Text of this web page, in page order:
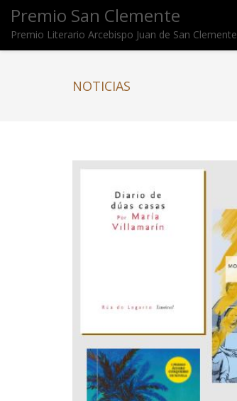
Premio San Clemente
Premio Literario Arcebispo Juan de San Clemente
NOTICIAS